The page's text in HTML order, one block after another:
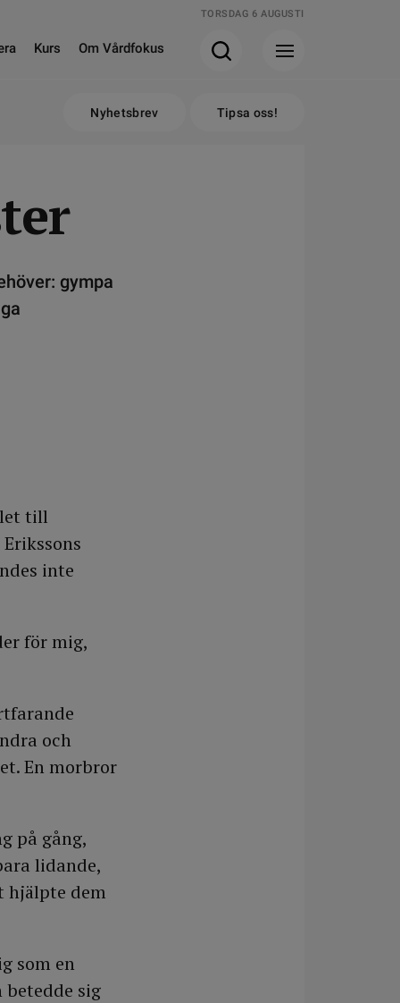
TORSDAG 6 AUGUSTI
Kurs Om Vårdfokus
Nyhetsbrev Tipsa oss!
gympa
till
inte
för mig,
och
En morbror
på gång,
lidande,
hjälpte dem
som en
betedde sig